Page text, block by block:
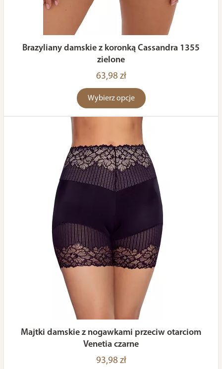
Brazyliany damskie z koronką Cassandra 1355
zielone
63,98 zł
Wybierz opcje
Majtki damskie z nogawkami przeciw otarciom
Venetia czarne
93,98 zł